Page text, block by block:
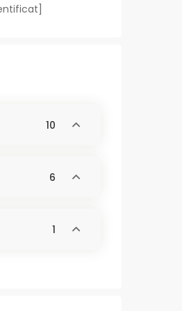
10
6
1